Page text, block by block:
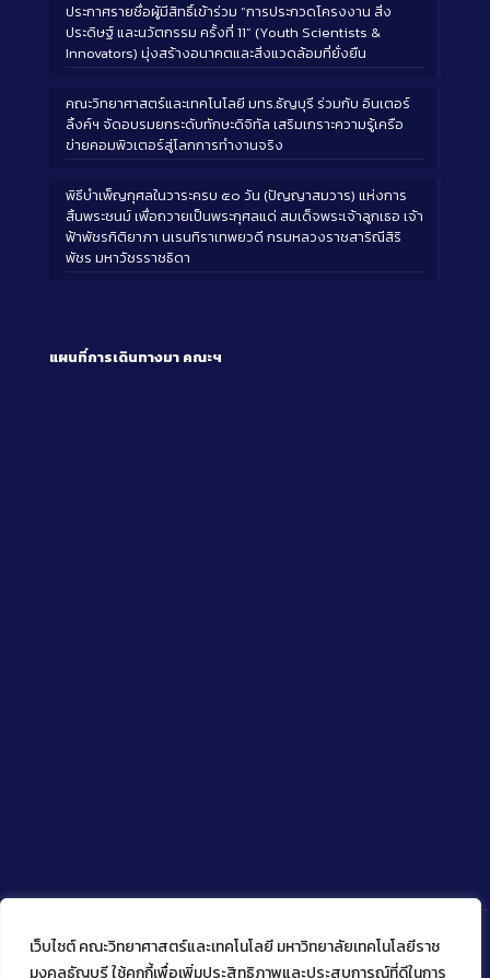
เว็บไซต์ คณะวิทยาศาสตร์และเทคโนโลยี มหาวิทยาลัยเทคโนโลยีราช
มงคลธัญบุรี ใช้คุกกี้เพื่อเพิ่มประสิทธิภาพและประสบการณ์ที่ดีในการ
ประกาศรายชื่อผู้มีสิทธิ์เข้าร่วม “การประกวดโครงงาน สิ่ง
ประดิษฐ์ และนวัตกรรม ครั้งที่ 11” (Youth Scientists &
Innovators) มุ่งสร้างอนาคตและสิ่งแวดล้อมที่ยั่งยืน
คณะวิทยาศาสตร์และเทคโนโลยี มทร.ธัญบุรี ร่วมกับ อินเตอร์
ลิ้งค์ฯ จัดอบรมยกระดับทักษะดิจิทัล เสริมเกราะความรู้เครือ
ข่ายคอมพิวเตอร์สู่โลกการทำงานจริง
พิธีบำเพ็ญกุศลในวาระครบ ๕๐ วัน (ปัญญาสมวาร) แห่งการ
สิ้นพระชนม์ เพื่อถวายเป็นพระกุศลแด่ สมเด็จพระเจ้าลูกเธอ เจ้า
ฟ้าพัชรกิติยาภา นเรนทิราเทพยวดี กรมหลวงราชสาริณีสิริ
พัชร มหาวัชรราชธิดา
แผนที่การเดินทางมา คณะฯ